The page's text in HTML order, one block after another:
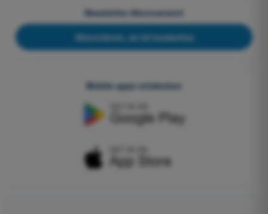
Newsletter-Abonnement
Abonnieren, es ist kostenlos
Mobile apps entdecken